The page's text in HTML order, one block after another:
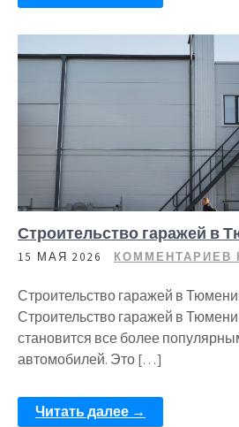
Строительство гаражей в
15 МАЯ 2026 КОММЕНТАРИЕВ
Строительство гаражей в
Строительство гаражей в
становится все более
автомобилей. Это […]
Читать далее →